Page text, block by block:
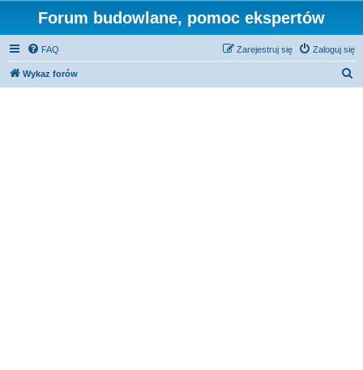
Forum budowlane, pomoc ekspertów
FAQ Zaloguj się
Zarejestruj się
Wykaz forów